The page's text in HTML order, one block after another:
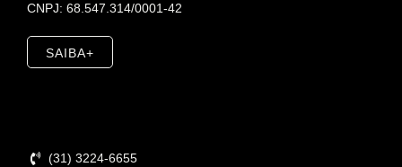
CNPJ: 68.547.314/0001-42
SAIBA+
(31) 3224-6655